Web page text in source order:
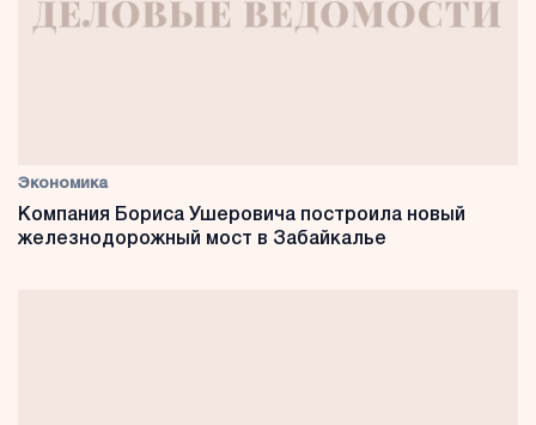
Экономика
Компания Бориса Ушеровича построила новый
железнодорожный мост в Забайкалье